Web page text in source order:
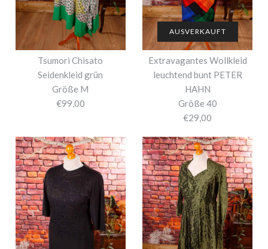
Tsumori Chisato
Seidenkleid grün
Größe M
€99,00
AUSVERKAUFT
Extravagantes Wollkleid
leuchtend bunt PETER
HAHN
Größe 40
€29,00